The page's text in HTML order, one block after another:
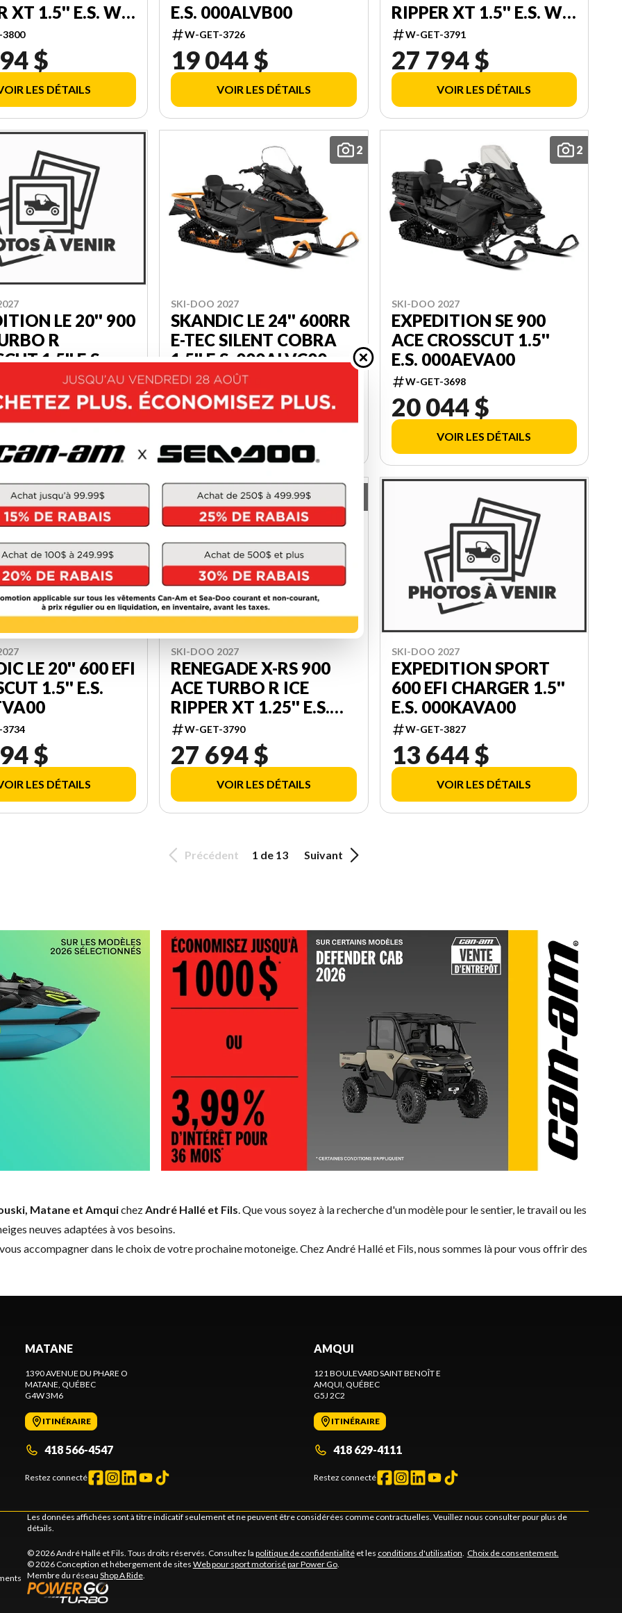
XT 1.5'' E.S. W/
SHOX W/
$
LES DÉTAILS
E.S. 000ALVB00
W-GET-3726
19 044 $
VOIR LES DÉTAILS
RIPPER XT 1.5'' E.S. W/
SMART-SHOX W/
10.25'' TOUCHSCREEN
000DAVK00
W-GET-3791
27 794 $
VOIR LES DÉTAILS
LE 20'' 900
R
1.5'' E.S.
$
2
SKI-DOO 2027
SKANDIC LE 24'' 600RR
E-TEC SILENT COBRA
1.5'' E.S. 000ALVC00
W-GET-3727
20 044 $
2
SKI-DOO 2027
EXPEDITION SE 900
ACE CROSSCUT 1.5''
E.S. 000AEVA00
W-GET-3698
20 044 $
VOIR LES DÉTAILS
LE 20'' 600 EFI
1.5'' E.S.
$
LES DÉTAILS
SKI-DOO 2027
RENEGADE X-RS 900
ACE TURBO R ICE
RIPPER XT 1.25'' E.S.
W/ SMART-SHOX W/
10.25'' TOUCHSCREEN
000DAVJ00
W-GET-3790
27 694 $
VOIR LES DÉTAILS
SKI-DOO 2027
EXPEDITION SPORT
600 EFI CHARGER 1.5''
E.S. 000KAVA00
W-GET-3827
13 644 $
VOIR LES DÉTAILS
Précédent 1 de 13 Suivant
Matane et Amquichez André Hallé et Fils . Que vous soyez à la recherche d'un modèle pour le sentier, le travail ou les
neuves adaptées à vos besoins.
accompagner dans le choix de votre prochaine motoneige. Chez André Hallé et Fils, nous sommes là pour vous offrir des
MATANE
1390 AVENUE DU PHARE O
MATANE , QUÉBEC
G4W 3M6
ITINÉRAIRE
418 566-4547
Restez connecté
AMQUI
121 BOULEVARD SAINT BENOÎT E
AMQUI , QUÉBEC
G5J 2C2
ITINÉRAIRE
418 629-4111
Restez connecté
Les données affichées sont à titre indicatif seulement et ne peuvent être considérées comme contractuelles. Veuillez nous consulter pour plus de
détails.
© 2026 André Hallé et Fils. Tous droits réservés. Consultez la politique de confidentialitéet les conditions d'utilisation Choix de consentement.
© 2026 Conception et hébergement de sites Web pour sport motorisé par Power Go.
Membre du réseau Shop A Ride.